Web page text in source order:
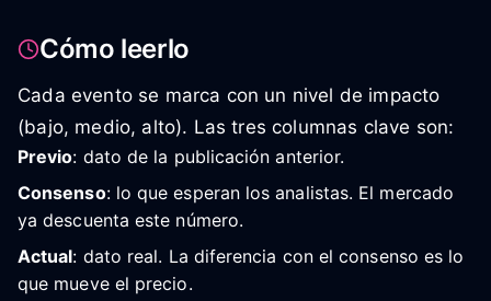
Cómo leerlo
Cada evento se marca con un nivel de impacto
(bajo, medio, alto). Las tres columnas clave son:
Previo: dato de la publicación anterior.
Consenso: lo que esperan los analistas. El mercado
ya descuenta este número.
Actual: dato real. La diferencia con el consenso es lo
que mueve el precio.